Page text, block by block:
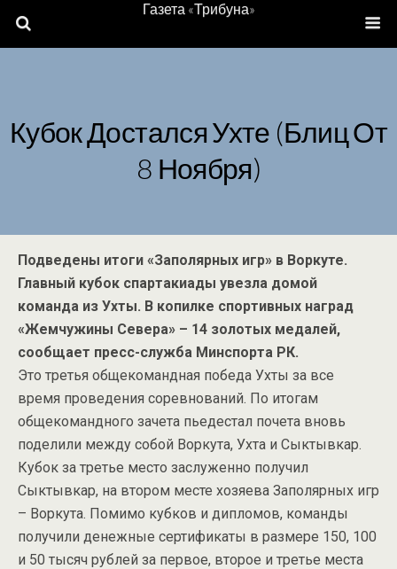
Газета «Трибуна»
Кубок Достался Ухте (Блиц От
8 Ноября)
Подведены итоги «Заполярных игр» в Воркуте.
Главный кубок спартакиады увезла домой
команда из Ухты. В копилке спортивных наград
«Жемчужины Севера» – 14 золотых медалей,
сообщает пресс-служба Минспорта РК.
Это третья общекомандная победа Ухты за все
время проведения соревнований. По итогам
общекомандного зачета пьедестал почета вновь
поделили между собой Воркута, Ухта и Сыктывкар.
Кубок за третье место заслуженно получил
Сыктывкар, на втором месте хозяева Заполярных игр
– Воркута. Помимо кубков и дипломов, команды
получили денежные сертификаты в размере 150, 100
и 50 тысяч рублей за первое, второе и третье места